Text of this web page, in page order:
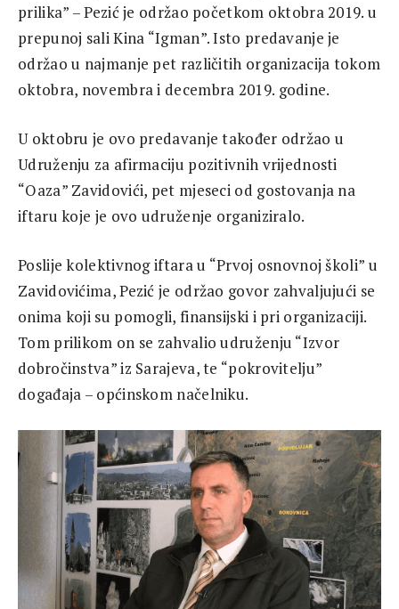
prilika” – Pezić je održao početkom oktobra 2019. u
prepunoj sali Kina “Igman”. Isto predavanje je
održao u najmanje pet različitih organizacija tokom
oktobra, novembra i decembra 2019. godine.
U oktobru je ovo predavanje također održao u
Udruženju za afirmaciju pozitivnih vrijednosti
“Oaza” Zavidovići, pet mjeseci od gostovanja na
iftaru koje je ovo udruženje organiziralo.
Poslije kolektivnog iftara u “Prvoj osnovnoj školi” u
Zavidovićima, Pezić je održao govor zahvaljujući se
onima koji su pomogli, finansijski i pri organizaciji.
Tom prilikom on se zahvalio udruženju “Izvor
dobročinstva” iz Sarajeva, te “pokrovitelju”
događaja – općinskom načelniku.